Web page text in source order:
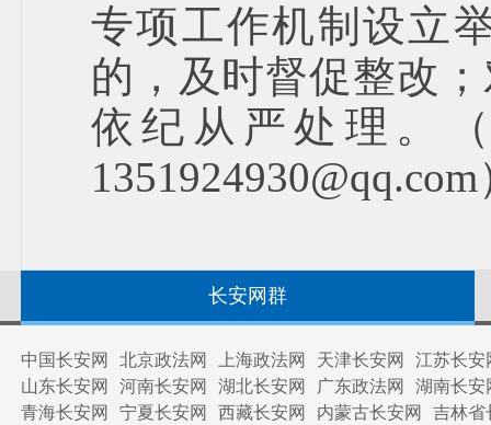
专项工作机制设立
的，及时督促整改
依纪从严处理。
1351924930@qq.com
长安网群
中国长安网 北京政法网 上海政法网 天津长安网
江苏长安
山东长安网
河南长安网 湖北长安网 广东政法网
湖南长安
青海长安网
宁夏长安网 西藏长安网 内蒙古长安网 吉林省